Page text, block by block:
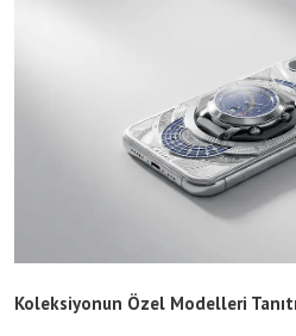
Koleksiyonun Özel Modelleri